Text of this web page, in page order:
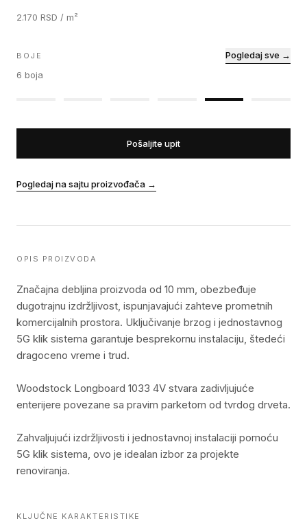
2.170 RSD / m²
BOJE
6 boja
Pogledaj sve →
Pošaljite upit
Pogledaj na sajtu proizvođača →
OPIS PROIZVODA
Značajna debljina proizvoda od 10 mm, obezbeđuje
dugotrajnu izdržljivost, ispunjavajući zahteve prometnih
komercijalnih prostora. Uključivanje brzog i jednostavnog
5G klik sistema garantuje besprekornu instalaciju, štedeći
dragoceno vreme i trud.
Woodstock Longboard 1033 4V stvara zadivljujuće
enterijere povezane sa pravim parketom od tvrdog drveta.
Zahvaljujući izdržljivosti i jednostavnoj instalaciji pomoću
5G klik sistema, ovo je idealan izbor za projekte
renoviranja.
KLJUČNE KARAKTERISTIKE